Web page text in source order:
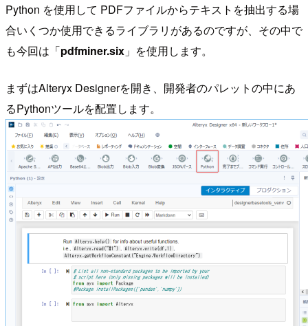
Python を使用して PDFファイルからテキストを抽出する場
合いくつか使用できるライブラリがあるのですが、その中で
も今回は「pdfminer.six 」を使用します。
まずはAlteryx Designerを開き、開発者のパレットの中にあ
るPythonツールを配置します。